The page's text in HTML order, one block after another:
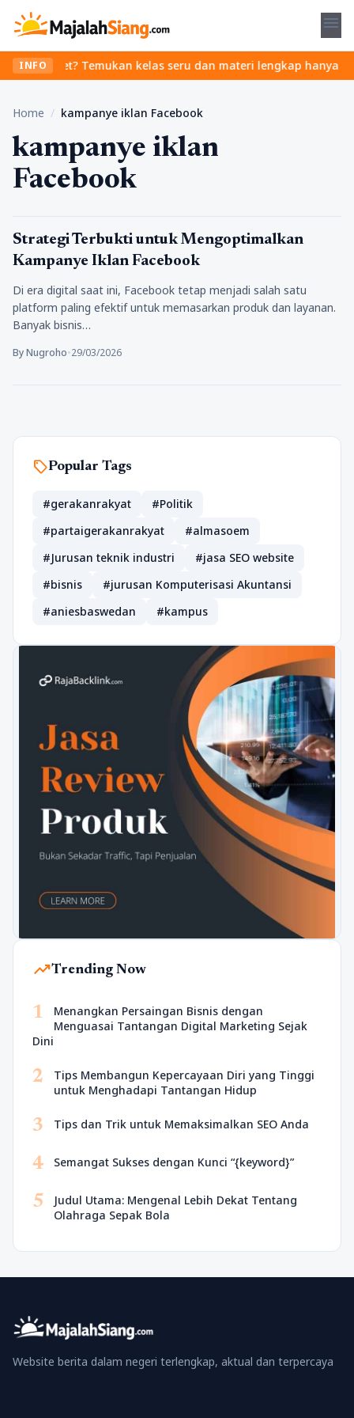
menu
INFO
ribet? Temukan kelas seru dan materi lengkap hanya di
Home / kampanye iklan Facebook
kampanye iklan
Facebook
Artikel
Strategi Terbukti untuk Mengoptimalkan
Kampanye Iklan Facebook
Di era digital saat ini, Facebook tetap menjadi salah satu
platform paling efektif untuk memasarkan produk dan layanan.
Banyak bisnis…
By Nugroho•29/03/2026
sellPopular Tags
#gerakanrakyat
#Politik
#partaigerakanrakyat
#almasoem
#Jurusan teknik industri
#jasa SEO website
#bisnis
#jurusan Komputerisasi Akuntansi
#aniesbaswedan
#kampus
trending_upTrending Now
1
Menangkan Persaingan Bisnis dengan
Menguasai Tantangan Digital Marketing Sejak
Dini
2
Tips Membangun Kepercayaan Diri yang Tinggi
untuk Menghadapi Tantangan Hidup
3 Tips dan Trik untuk Memaksimalkan SEO Anda
4 Semangat Sukses dengan Kunci “{keyword}”
5
Judul Utama: Mengenal Lebih Dekat Tentang
Olahraga Sepak Bola
Website berita dalam negeri terlengkap, aktual dan terpercaya